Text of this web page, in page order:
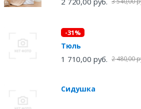
-31%
Тюль
1 710,00 руб. 2 480,00
Сидушка